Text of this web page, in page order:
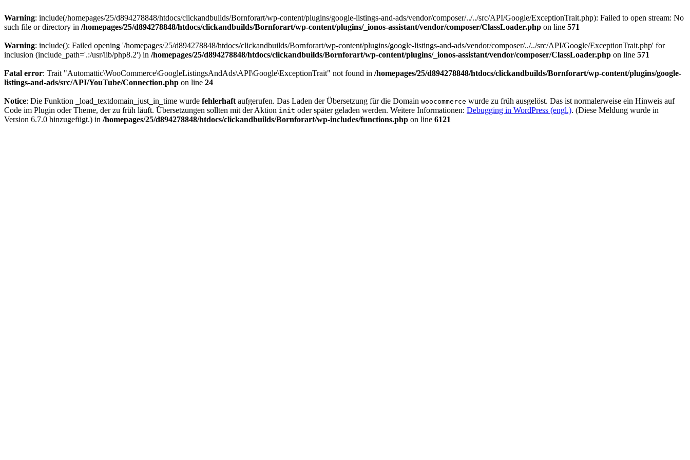
Warning: include(/homepages/25/d894278848/htdocs/clickandbuilds/Bornforart/wp-content/plugins/google-listings-and-ads/vendor/composer/../../src/API/Google/ExceptionTrait.php): Failed to open stream: No
such file or directory in /homepages/25/d894278848/htdocs/clickandbuilds/Bornforart/wp-content/plugins/_ionos-assistant/vendor/composer/ClassLoader.php on line 571
Warning: include(): Failed opening '/homepages/25/d894278848/htdocs/clickandbuilds/Bornforart/wp-content/plugins/google-listings-and-ads/vendor/composer/../../src/API/Google/ExceptionTrait.php' for
inclusion (include_path='.:/usr/lib/php8.2') in /homepages/25/d894278848/htdocs/clickandbuilds/Bornforart/wp-content/plugins/_ionos-assistant/vendor/composer/ClassLoader.php on line 571
Fatal error: Trait "Automattic\WooCommerce\GoogleListingsAndAds\API\Google\ExceptionTrait" not found in /homepages/25/d894278848/htdocs/clickandbuilds/Bornforart/wp-content/plugins/google-
listings-and-ads/src/API/YouTube/Connection.php on line 24
Notice: Die Funktion _load_textdomain_just_in_time wurde fehlerhaft aufgerufen. Das Laden der Übersetzung für die Domain woocommerce wurde zu früh ausgelöst. Das ist normalerweise ein Hinweis auf
Code im Plugin oder Theme, der zu früh läuft. Übersetzungen sollten mit der Aktion init oder später geladen werden. Weitere Informationen: Debugging in WordPress (engl.). (Diese Meldung wurde in
Version 6.7.0 hinzugefügt.) in /homepages/25/d894278848/htdocs/clickandbuilds/Bornforart/wp-includes/functions.php on line 6121